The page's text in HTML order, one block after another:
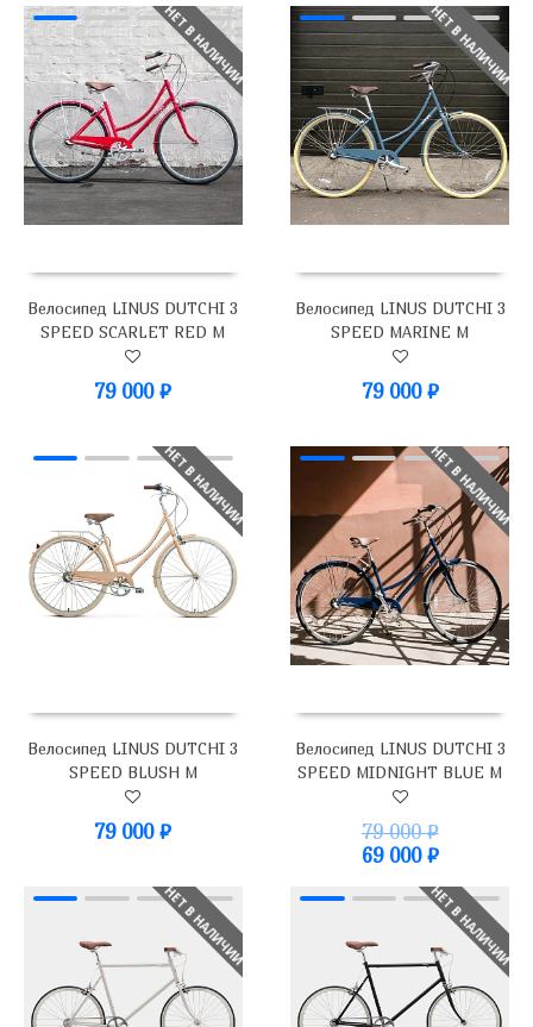
НЕТ В НАЛИЧИИ
Велосипед LINUS DUTCHI 3
SPEED SCARLET RED M
79 000₽
НЕТ В НАЛИЧИИ
Велосипед LINUS DUTCHI 3
SPEED MARINE M
79 000 ₽
НЕТ В НАЛИЧИИ
Велосипед LINUS DUTCHI 3
SPEED BLUSH M
79 000₽
НЕТ В НАЛИЧИИ
Велосипед LINUS DUTCHI 3
SPEED MIDNIGHT BLUE M
79 000₽
69 000 ₽
НЕТ В НАЛИЧИИ НЕТ В НАЛИЧИИ